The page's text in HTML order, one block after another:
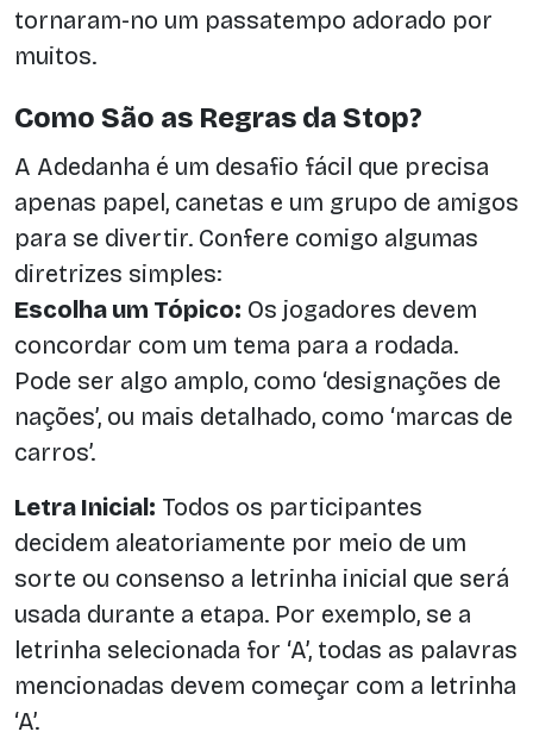
tornaram-no um passatempo adorado por
muitos.
Como São as Regras da Stop?
A Adedanha é um desafio fácil que precisa
apenas papel, canetas e um grupo de amigos
para se divertir. Confere comigo algumas
diretrizes simples:
Escolha um Tópico: Os jogadores devem
concordar com um tema para a rodada.
Pode ser algo amplo, como ‘designações de
nações’, ou mais detalhado, como ‘marcas de
carros’.
Letra Inicial: Todos os participantes
decidem aleatoriamente por meio de um
sorte ou consenso a letrinha inicial que será
usada durante a etapa. Por exemplo, se a
letrinha selecionada for ‘A’, todas as palavras
mencionadas devem começar com a letrinha
‘A’.